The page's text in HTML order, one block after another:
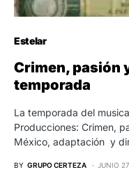
Estelar
Crimen, pasión
temporada
La temporada del
Producciones: Crimen,
México, adaptación y
BY GRUPO CERTEZA JUNIO